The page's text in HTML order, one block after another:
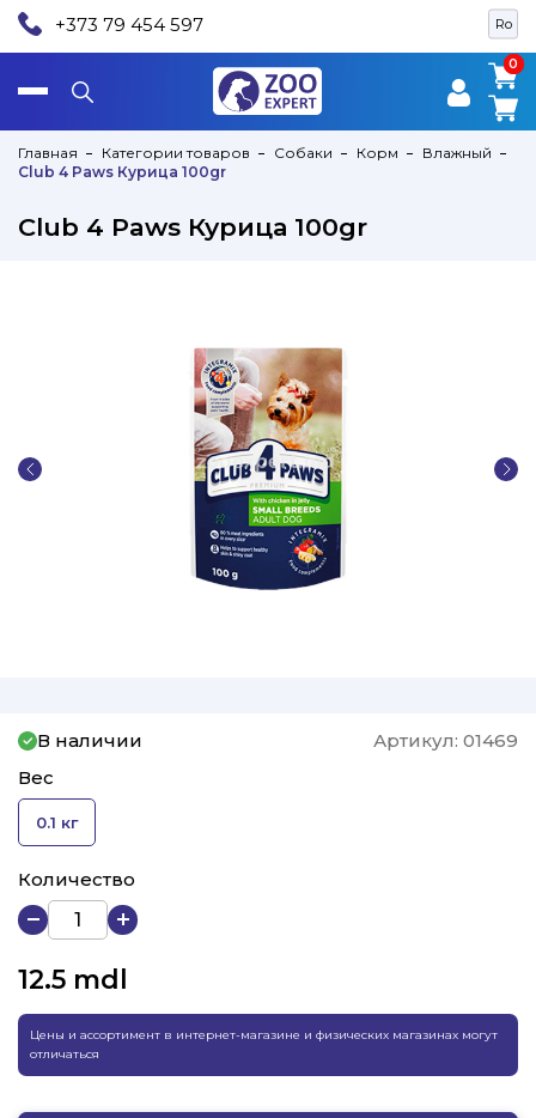
Ro
+373 79 454 597
0
0
Главная Категории товаров Собаки Корм
Влажный
Club 4 Paws Курица 100gr
Club 4 Paws Курица 100gr
В наличии Артикул: 01469
Вес
0.1 кг
Количество
12.5 mdl
Цены и ассортимент в интернет-магазине и физических магазинах могут
отличаться